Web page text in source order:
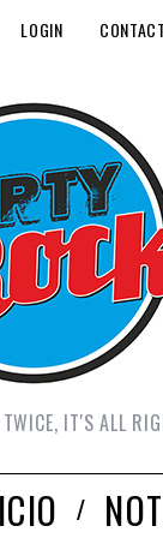
LOGIN
IT'S ALL